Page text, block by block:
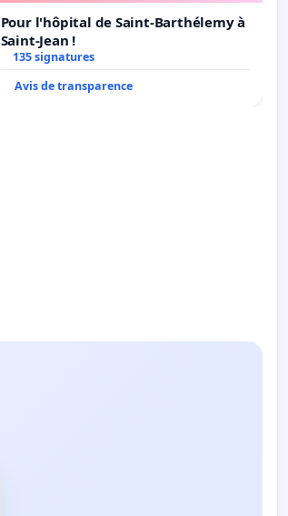
Pour l'hôpital de Saint-Barthélemy à
Saint-Jean !
135 signatures
Avis de transparence